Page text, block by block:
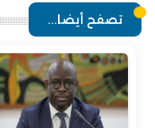
تصفح أيضا...